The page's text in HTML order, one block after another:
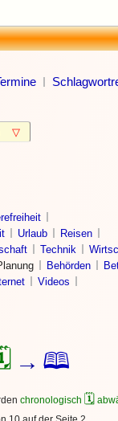
▽
Urlaub
Reisen
Technik
Behörden
Videos
→ 🕮
chronologisch 🗓